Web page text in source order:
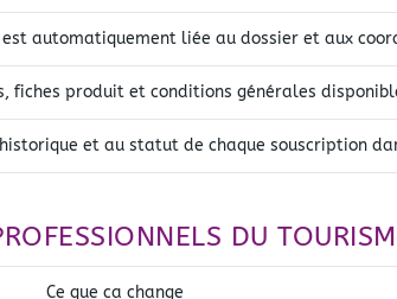
est automatiquement liée au dossier et aux
fiches produit et conditions générales
et au statut de chaque souscription
DU
Ce que ça change